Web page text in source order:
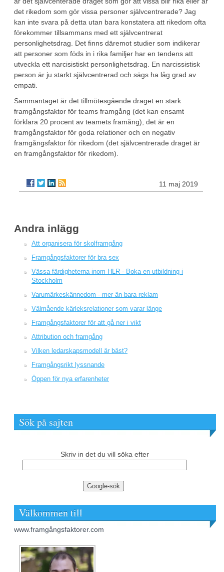
det rikedom som gör vissa personer självcentrerade? Jag
kan inte svara på detta utan bara konstatera att rikedom ofta
förekommer tillsammans med ett självcentrerat
personlighetsdrag. Det finns däremot studier som indikerar
att personer som föds in i rika familjer har en tendens att
utveckla ett narcisistiskt personlighetsdrag. En narcissistisk
person är ju starkt självcentrerad och sägs ha låg grad av
empati.
Sammantaget är det tillmötesgående draget en stark
framgångsfaktor för teams framgång (det kan ensamt
förklara 20 procent av teamets framång), det är en
framgångsfaktor för goda relationer och en negativ
framgångsfaktor för rikedom (det självcentrerade draget är
en framgångsfaktor för rikedom).
11 maj 2019
Andra inlägg
Att organisera för skolframgång
Framgångsfaktorer för bra sex
Vässa färdigheterna inom HLR - Boka en utbildning i
Stockholm
Varumärkeskännedom - mer än bara reklam
Välmående kärleksrelationer som varar länge
Framgångsfaktorer för att gå ner i vikt
Attribution och framgång
Vilken ledarskapsmodell är bäst?
Framgångsrikt lyssnande
Öppen för nya erfarenheter
Sök på sajten
Skriv in det du vill söka efter
Välkommen till
www.framgångsfaktorer.com